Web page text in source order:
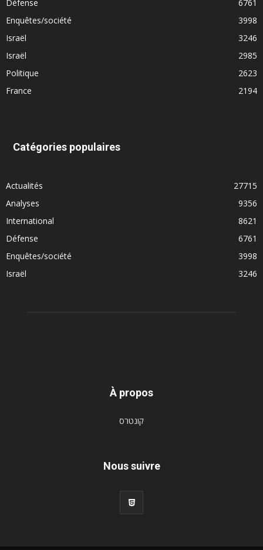
Défense
6761
Enquêtes/société
3998
Israël
3246
Israël
2985
Politique
2623
France
2194
Catégories populaires
Actualités
27715
Analyses
9356
International
8621
Défense
6761
Enquêtes/société
3998
Israël
3246
À propos
קונטרס
Nous suivre